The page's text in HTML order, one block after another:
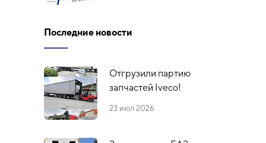
Последние новости
Отгрузили партию
запчастей Iveco!
23 июл 2026